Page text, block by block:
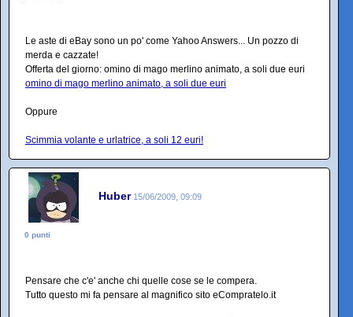
Le aste di eBay sono un po' come Yahoo Answers... Un pozzo di
merda e cazzate!
Offerta del giorno: omino di mago merlino animato, a soli due euri
omino di mago merlino animato, a soli due euri
Oppure
Scimmia volante e urlatrice, a soli 12 euri!
Huber 15/06/2009, 09:09
0 punti
Pensare che c'e' anche chi quelle cose se le compera.
Tutto questo mi fa pensare al magnifico sito eCompratelo.it